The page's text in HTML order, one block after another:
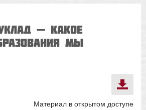
— какое
мы
Материал в открытом доступе